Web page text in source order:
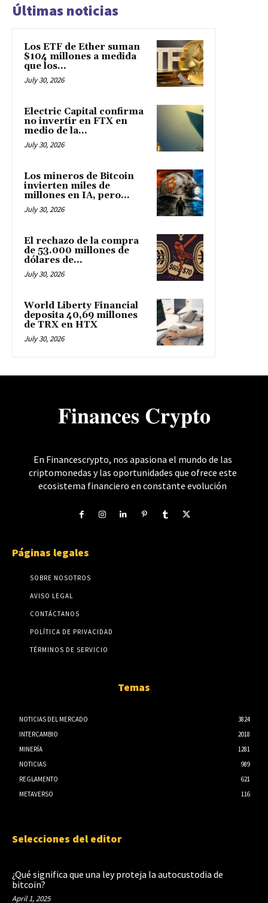
Últimas noticias
Los ETF de Ether suman
$104 millones a medida
que los...
July 30, 2026
Electric Capital confirma
no invertir en FTX en
medio de la...
July 30, 2026
Los mineros de Bitcoin
invierten miles de
millones en IA, pero...
July 30, 2026
El rechazo de la compra
de 53.000 millones de
dólares de...
July 30, 2026
World Liberty Financial
deposita 40,69 millones
de TRX en HTX
July 30, 2026
𝐅𝐢𝐧𝐚𝐧𝐜𝐞𝐬 𝐂𝐫𝐲𝐩𝐭𝐨
En Financescrypto, nos apasiona el mundo de las
criptomonedas y las oportunidades que ofrece este
ecosistema financiero en constante evolución
Páginas legales
SOBRE NOSOTROS
AVISO LEGAL
CONTÁCTANOS
POLÍTICA DE PRIVACIDAD
TÉRMINOS DE SERVICIO
Temas
NOTICIAS DEL MERCADO
3824
INTERCAMBIO
2018
MINERÍA
1281
NOTICIAS
989
REGLAMENTO
621
METAVERSO
116
Selecciones del editor
¿Qué significa que una ley proteja la autocustodia de
bitcoin?
April 1, 2025